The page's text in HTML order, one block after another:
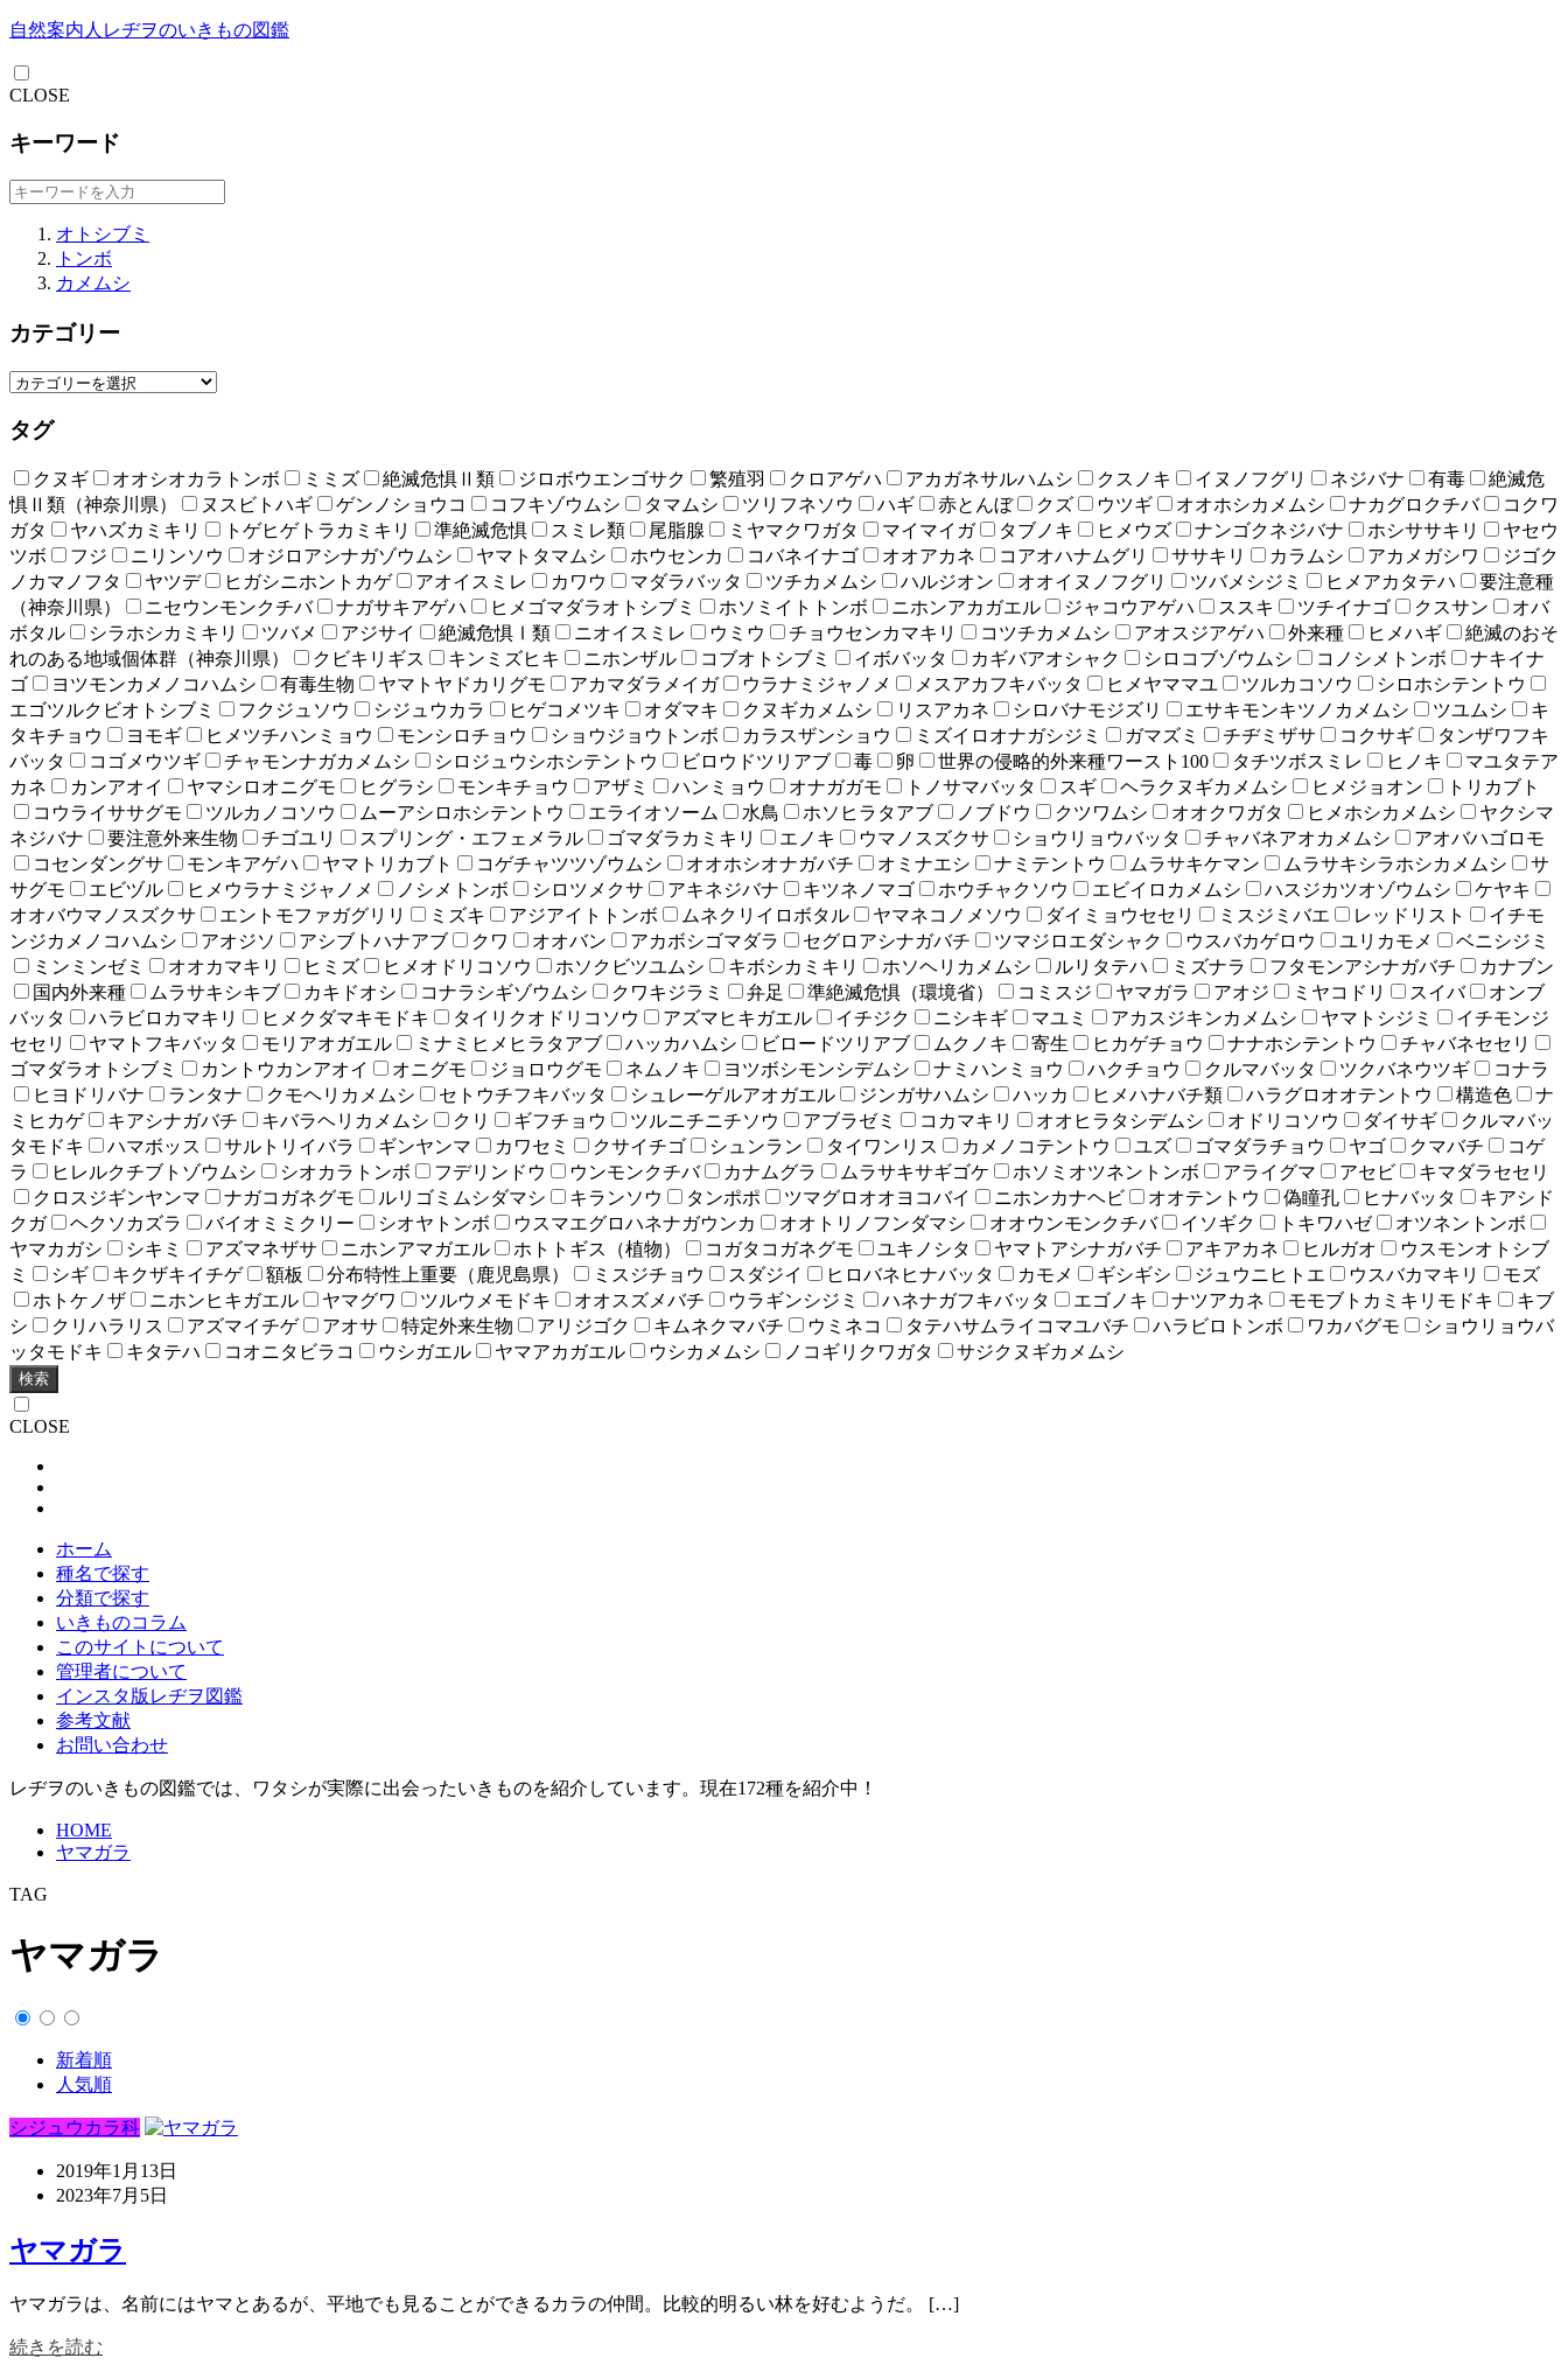
自然案内人レヂヲのいきもの図鑑
CLOSE
キーワード
オトシブミ
トンボ
カメムシ
カテゴリー
タグ
クヌギ オオシオカラトンボ ミミズ 絶滅危惧Ⅱ類 ジロボウエンゴサク 繁殖羽 クロアゲハ アカガネサルハムシ クスノキ イヌノフグリ ネジバナ 有毒
絶滅危
惧Ⅱ類（神奈川県）
ヌスビトハギ ゲンノショウコ コフキゾウムシ タマムシ ツリフネソウ ハギ 赤とんぼ クズ ウツギ オオホシカメムシ ナカグロクチバ
コクワ
ガタ
ヤハズカミキリ トゲヒゲトラカミキリ 準絶滅危惧 スミレ類 尾脂腺 ミヤマクワガタ マイマイガ タブノキ ヒメウズ ナンゴクネジバナ ホシササキリ
ヤセウ
ツボ
フジ ニリンソウ オジロアシナガゾウムシ ヤマトタマムシ ホウセンカ コバネイナゴ オオアカネ コアオハナムグリ ササキリ カラムシ アカメガシワ
ジゴク
ノカマノフタ
ヤツデ ヒガシニホントカゲ アオイスミレ カワウ マダラバッタ ツチカメムシ ハルジオン オオイヌノフグリ ツバメシジミ ヒメアカタテハ
要注意種
（神奈川県）
ニセウンモンクチバ ナガサキアゲハ ヒメゴマダラオトシブミ ホソミイトトンボ ニホンアカガエル ジャコウアゲハ ススキ ツチイナゴ クスサン
オバ
ボタル
シラホシカミキリ ツバメ アジサイ 絶滅危惧Ⅰ類 ニオイスミレ ウミウ チョウセンカマキリ コツチカメムシ アオスジアゲハ 外来種 ヒメハギ
絶滅のおそ
れのある地域個体群（神奈川県）
クビキリギス キンミズヒキ ニホンザル コブオトシブミ イボバッタ カギバアオシャク シロコブゾウムシ コノシメトンボ
ナキイナ
ゴ
ヨツモンカメノコハムシ 有毒生物 ヤマトヤドカリグモ アカマダラメイガ ウラナミジャノメ メスアカフキバッタ ヒメヤママユ ツルカコソウ
シロホシテントウ
エゴツルクビオトシブミ
フクジュソウ シジュウカラ ヒゲコメツキ オダマキ クヌギカメムシ リスアカネ シロバナモジズリ エサキモンキツノカメムシ ツユムシ
キ
タキチョウ
ヨモギ ヒメツチハンミョウ モンシロチョウ ショウジョウトンボ カラスザンショウ ミズイロオナガシジミ ガマズミ チヂミザサ コクサギ
タンザワフキ
バッタ
コゴメウツギ チャモンナガカメムシ シロジュウシホシテントウ ビロウドツリアブ 毒 卵 世界の侵略的外来種ワースト100 タチツボスミレ ヒノキ
マユタテア
カネ
カンアオイ ヤマシロオニグモ ヒグラシ モンキチョウ アザミ ハンミョウ オナガガモ トノサマバッタ スギ ヘラクヌギカメムシ ヒメジョオン
トリカブト
コウライササグモ
ツルカノコソウ ムーアシロホシテントウ エライオソーム 水鳥 ホソヒラタアブ ノブドウ クツワムシ オオクワガタ ヒメホシカメムシ
ヤクシマ
ネジバナ
要注意外来生物 チゴユリ スプリング・エフェメラル ゴマダラカミキリ エノキ ウマノスズクサ ショウリョウバッタ チャバネアオカメムシ
アオバハゴロモ
コセンダングサ
モンキアゲハ ヤマトリカブト コゲチャツツゾウムシ オオホシオナガバチ オミナエシ ナミテントウ ムラサキケマン ムラサキシラホシカメムシ
サ
サグモ
エビヅル ヒメウラナミジャノメ ノシメトンボ シロツメクサ アキネジバナ キツネノマゴ ホウチャクソウ エビイロカメムシ ハスジカツオゾウムシ
ケヤキ
オオバウマノスズクサ
エントモファガグリリ ミズキ アジアイトトンボ ムネクリイロボタル ヤマネコノメソウ ダイミョウセセリ ミスジミバエ レッドリスト
イチモ
ンジカメノコハムシ
アオジソ アシブトハナアブ クワ オオバン アカボシゴマダラ セグロアシナガバチ ツマジロエダシャク ウスバカゲロウ ユリカモメ
ベニシジミ
ミンミンゼミ
オオカマキリ ヒミズ ヒメオドリコソウ ホソクビツユムシ キボシカミキリ ホソヘリカメムシ ルリタテハ ミズナラ フタモンアシナガバチ
カナブン
国内外来種
ムラサキシキブ カキドオシ コナラシギゾウムシ クワキジラミ 弁足 準絶滅危惧（環境省） コミスジ ヤマガラ アオジ ミヤコドリ スイバ
オンブ
バッタ
ハラビロカマキリ ヒメクダマキモドキ タイリクオドリコソウ アズマヒキガエル イチジク ニシキギ マユミ アカスジキンカメムシ ヤマトシジミ
イチモンジ
セセリ
ヤマトフキバッタ モリアオガエル ミナミヒメヒラタアブ ハッカハムシ ビロードツリアブ ムクノキ 寄生 ヒカゲチョウ ナナホシテントウ
チャバネセセリ
ゴマダラオトシブミ
カントウカンアオイ オニグモ ジョロウグモ ネムノキ ヨツボシモンシデムシ ナミハンミョウ ハクチョウ クルマバッタ ツクバネウツギ
コナラ
ヒヨドリバナ
ランタナ クモヘリカメムシ セトウチフキバッタ シュレーゲルアオガエル ジンガサハムシ ハッカ ヒメハナバチ類 ハラグロオオテントウ 構造色
ナ
ミヒカゲ
キアシナガバチ キバラヘリカメムシ クリ ギフチョウ ツルニチニチソウ アブラゼミ コカマキリ オオヒラタシデムシ オドリコソウ ダイサギ
クルマバッ
タモドキ
ハマボッス サルトリイバラ ギンヤンマ カワセミ クサイチゴ シュンラン タイワンリス カメノコテントウ ユズ ゴマダラチョウ ヤゴ クマバチ
コゲ
ラ
ヒレルクチブトゾウムシ シオカラトンボ フデリンドウ ウンモンクチバ カナムグラ ムラサキサギゴケ ホソミオツネントンボ アライグマ アセビ
キマダラセセリ
クロスジギンヤンマ
ナガコガネグモ ルリゴミムシダマシ キランソウ タンポポ ツマグロオオヨコバイ ニホンカナヘビ オオテントウ 偽瞳孔 ヒナバッタ
キアシド
クガ
ヘクソカズラ バイオミミクリー シオヤトンボ ウスマエグロハネナガウンカ オオトリノフンダマシ オオウンモンクチバ イソギク トキワハゼ
オツネントンボ
ヤマカガシ
シキミ アズマネザサ ニホンアマガエル ホトトギス（植物） コガタコガネグモ ユキノシタ ヤマトアシナガバチ アキアカネ ヒルガオ
ウスモンオトシブ
ミ
シギ キクザキイチゲ 額板 分布特性上重要（鹿児島県） ミスジチョウ スダジイ ヒロバネヒナバッタ カモメ ギシギシ ジュウニヒトエ ウスバカマキリ
モズ
ホトケノザ
ニホンヒキガエル ヤマグワ ツルウメモドキ オオスズメバチ ウラギンシジミ ハネナガフキバッタ エゴノキ ナツアカネ モモブトカミキリモドキ
キブ
シ
クリハラリス アズマイチゲ アオサ 特定外来生物 アリジゴク キムネクマバチ ウミネコ タテハサムライコマユバチ ハラビロトンボ ワカバグモ
ショウリョウバ
ッタモドキ
キタテハ コオニタビラコ ウシガエル ヤマアカガエル ウシカメムシ ノコギリクワガタ サジクヌギカメムシ
検索
CLOSE
ホーム
種名で探す
分類で探す
いきものコラム
このサイトについて
管理者について
インスタ版レヂヲ図鑑
参考文献
お問い合わせ
レヂヲのいきもの図鑑では、ワタシが実際に出会ったいきものを紹介しています。現在172種を紹介中！
HOME
ヤマガラ
TAG
ヤマガラ
新着順
人気順
シジュウカラ科
2019年1月13日
2023年7月5日
ヤマガラ
ヤマガラは、名前にはヤマとあるが、平地でも見ることができるカラの仲間。比較的明るい林を好むようだ。 […]
続きを読む